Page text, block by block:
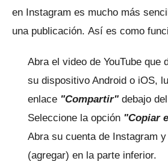
en Instagram es mucho más
una publicación. Así es como
Abra el video de YouTube que
su dispositivo Android o iOS,
enlace "Compartir" debajo
Seleccione la opción "Copiar
Abra su cuenta de Instagram
(agregar) en la parte inferior.